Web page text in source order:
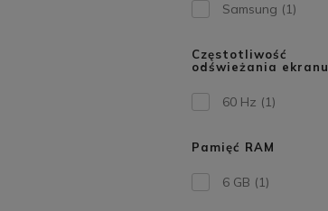
Samsung (1)
Częstotliwość
odświeżania ekranu
60 Hz (1)
Pamięć RAM
6 GB (1)